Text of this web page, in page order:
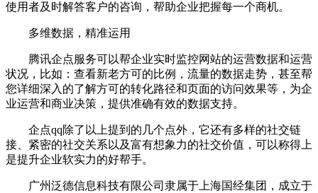
使用者及时解答客户的咨询，帮助企业把握每一个商机。
多维数据，精准运用
腾讯企点服务可以帮企业实时监控网站的运营数据和运营
状况，比如：查看新老方可的比例，流量的数据走势，甚至帮
您详细深入的了解方可的转化路径和页面的访问效果等，为企
业运营和商业决策，提供准确有效的数据支持。
企点qq除了以上提到的几个点外，它还有多样的社交链
接、紧密的社交关系以及富有想象力的社交价值，可以称得上
是提升企业软实力的好帮手。
广州泛德信息科技有限公司隶属于上海国经集团，成立于